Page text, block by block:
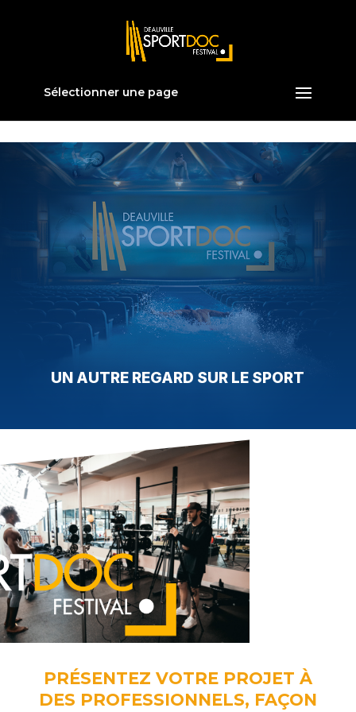
Sélectionner une page
UN AUTRE REGARD SUR LE SPORT
PRÉSENTEZ VOTRE PROJET À
DES PROFESSIONNELS, FAÇON